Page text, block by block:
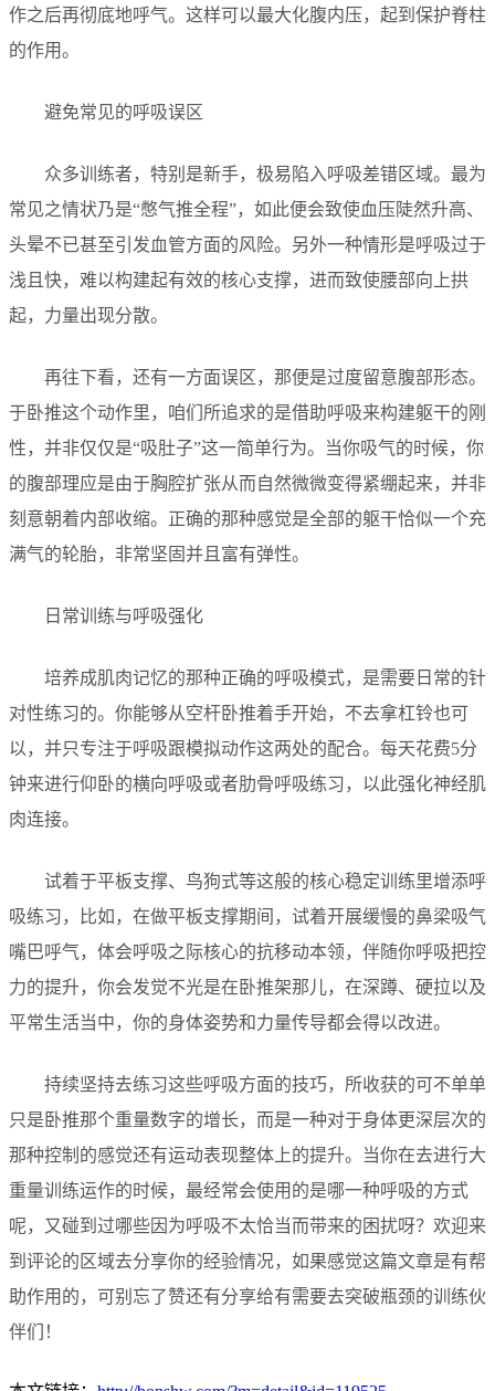
作之后再彻底地呼气。这样可以最大化腹内压，起到保护脊柱
的作用。
避免常见的呼吸误区
众多训练者，特别是新手，极易陷入呼吸差错区域。最为
常见之情状乃是“憋气推全程”，如此便会致使血压陡然升高、
头晕不已甚至引发血管方面的风险。另外一种情形是呼吸过于
浅且快，难以构建起有效的核心支撑，进而致使腰部向上拱
起，力量出现分散。
再往下看，还有一方面误区，那便是过度留意腹部形态。
于卧推这个动作里，咱们所追求的是借助呼吸来构建躯干的刚
性，并非仅仅是“吸肚子”这一简单行为。当你吸气的时候，你
的腹部理应是由于胸腔扩张从而自然微微变得紧绷起来，并非
刻意朝着内部收缩。正确的那种感觉是全部的躯干恰似一个充
满气的轮胎，非常坚固并且富有弹性。
日常训练与呼吸强化
培养成肌肉记忆的那种正确的呼吸模式，是需要日常的针
对性练习的。你能够从空杆卧推着手开始，不去拿杠铃也可
以，并只专注于呼吸跟模拟动作这两处的配合。每天花费5分
钟来进行仰卧的横向呼吸或者肋骨呼吸练习，以此强化神经肌
肉连接。
试着于平板支撑、鸟狗式等这般的核心稳定训练里增添呼
吸练习，比如，在做平板支撑期间，试着开展缓慢的鼻梁吸气
嘴巴呼气，体会呼吸之际核心的抗移动本领，伴随你呼吸把控
力的提升，你会发觉不光是在卧推架那儿，在深蹲、硬拉以及
平常生活当中，你的身体姿势和力量传导都会得以改进。
持续坚持去练习这些呼吸方面的技巧，所收获的可不单单
只是卧推那个重量数字的增长，而是一种对于身体更深层次的
那种控制的感觉还有运动表现整体上的提升。当你在去进行大
重量训练运作的时候，最经常会使用的是哪一种呼吸的方式
呢，又碰到过哪些因为呼吸不太恰当而带来的困扰呀？欢迎来
到评论的区域去分享你的经验情况，如果感觉这篇文章是有帮
助作用的，可别忘了赞还有分享给有需要去突破瓶颈的训练伙
伴们！